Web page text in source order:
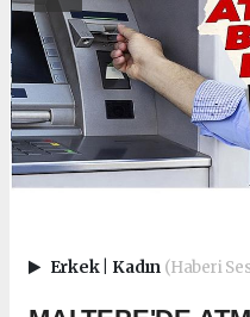
Erkek Kadın (Haberi